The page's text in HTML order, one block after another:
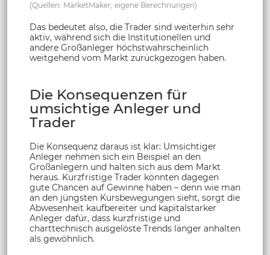
(Quellen: MarketMaker, eigene Berechnungen)
Das bedeutet also, die Trader sind weiterhin sehr
aktiv, während sich die Institutionellen und
andere Großanleger höchstwahrscheinlich
weitgehend vom Markt zurückgezogen haben.
Die Konsequenzen für
umsichtige Anleger und
Trader
Die Konsequenz daraus ist klar: Umsichtiger
Anleger nehmen sich ein Beispiel an den
Großanlegern und halten sich aus dem Markt
heraus. Kurzfristige Trader könnten dagegen
gute Chancen auf Gewinne haben – denn wie man
an den jüngsten Kursbewegungen sieht, sorgt die
Abwesenheit kaufbereiter und kapitalstarker
Anleger dafür, dass kurzfristige und
charttechnisch ausgelöste Trends länger anhalten
als gewöhnlich.